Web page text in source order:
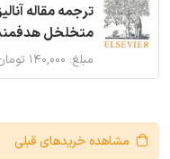
ترجمه مقاله
متخلخل
مبلغ: ۱۴۰,۰۰۰ تومان
مشاهده خریدهای قبلی